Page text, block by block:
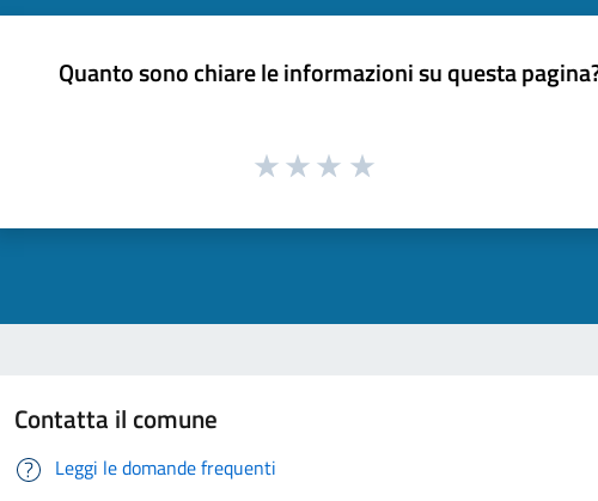
Quanto sono chiare le informazioni su questa
Contatta il comune
Leggi le domande frequenti